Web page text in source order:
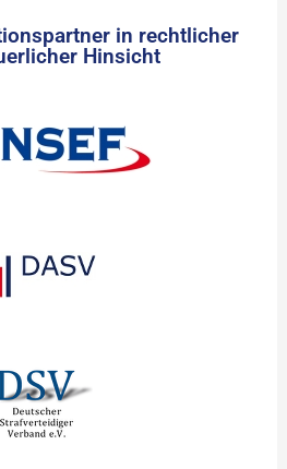
in rechtlicher
Hinsicht